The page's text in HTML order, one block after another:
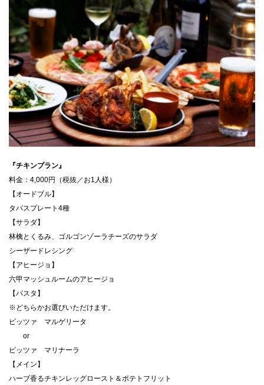
『チキンプラン』
料⾦：4,000円（税抜／お1⼈様）
【オードブル】
タパスプレート4種
【サラダ】
林檎とくるみ、ゴルゴンゾーラチーズのサラダ
シーザードレシング
【アヒージョ】
六甲マッシュルームのアヒージョ
【パスタ】
※どちらかお選びいただけます。
ピッツァ マルゲリータ
or
ピッツァ マリナーラ
【メイン】
ハーブ香るチキンレッグロースト＆ポテトフリット